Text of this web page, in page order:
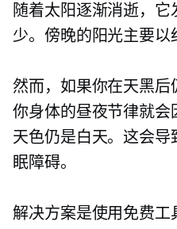
随着太阳逐渐消逝，
少。傍晚的阳光主要以
然而，如果你在天黑后
你身体的昼夜节律就会
天色仍是白天。这会
眠障碍。
解决方案是使用免费工